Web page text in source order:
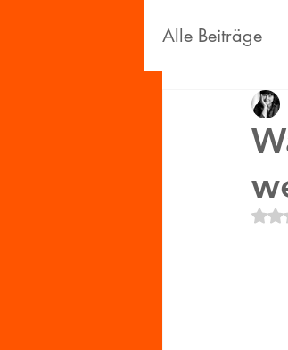
Alle Beiträge
Persönliches